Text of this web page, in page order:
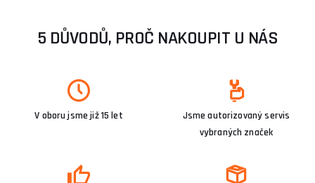
5 DŮVODŮ, PROČ NAKOUPIT U NÁS
V oboru jsme již 15 let
Jsme autorizovaný servis
vybraných značek